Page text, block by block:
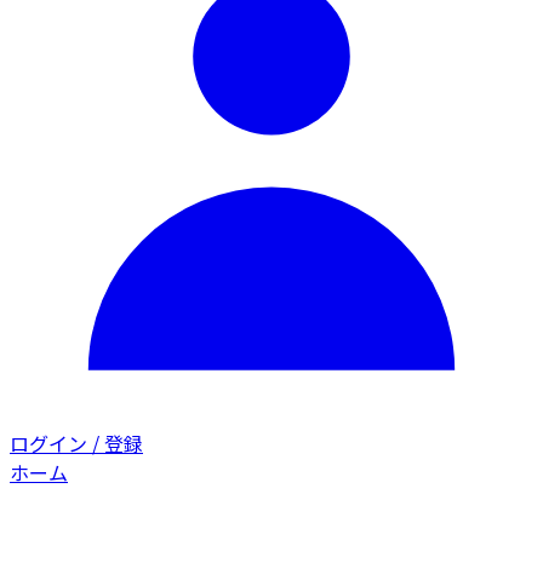
ログイン / 登録
ホーム